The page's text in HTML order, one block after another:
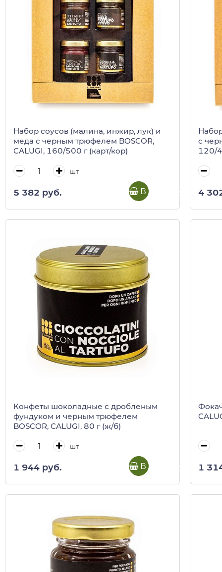
Набор соусов (малина, инжир, лук) и
меда c черным трюфелем BOSCOR,
CALUGI, 160/500 г (карт/кор)
шт
5 382 руб. В корзину
c
120/
4
Конфеты шоколадные с дробленым
фундуком и черным трюфелем
BOSCOR, CALUGI, 80 г (ж/б)
шт
1 944 руб. В корзину 1